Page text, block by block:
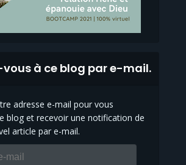
à ce blog par e-mail.
adresse e-mail pour vous
blog et recevoir une notification de
article par e-mail.